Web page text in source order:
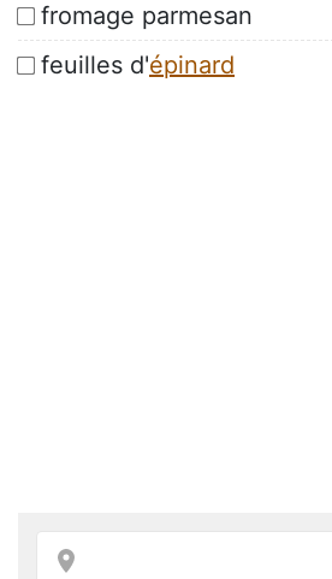
fromage parmesan
feuilles d'épinard